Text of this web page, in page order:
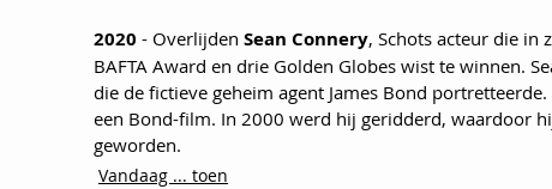
2020 - Overlijden Sean Connery, Schots acteur die in
BAFTA Award en drie Golden Globes wist te winnen.
die de fictieve geheim agent James Bond
een Bond-film. In 2000 werd hij geridderd, waardoor
geworden.
Vandaag ... toen